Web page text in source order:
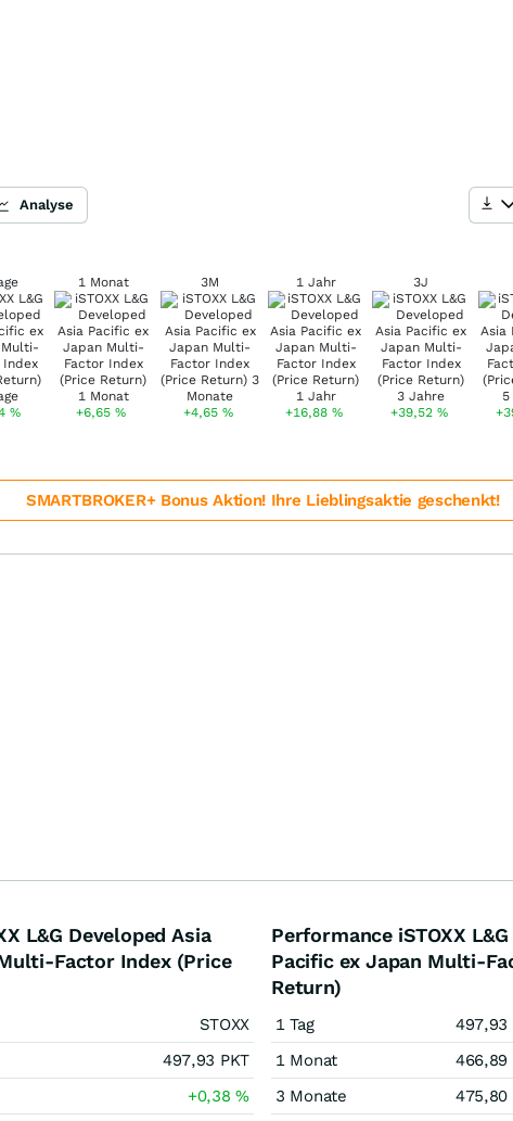
Analyse
%
1 Monat
+6,65%
3M
+4,65 %
1 Jahr
+16,88 %
3J
+39,52 %
SMARTBROKER+ Bonus Aktion! Ihre Lieblingsaktie geschenkt!
L&G Developed Asia
Factor Index (Price
STOXX
497,93 PKT
+0,38%
Performance iSTOXX
Pacific ex Japan Multi-
Return)
1 Tag 497,93
1 Monat
466,89
3 Monate
475,80